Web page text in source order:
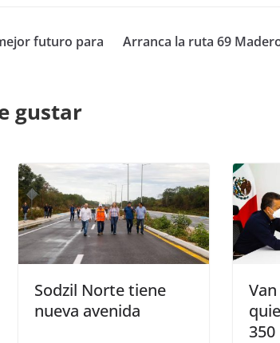
futuro para
Arranca la ruta 69
gustar
Sodzil Norte tiene
nueva avenida